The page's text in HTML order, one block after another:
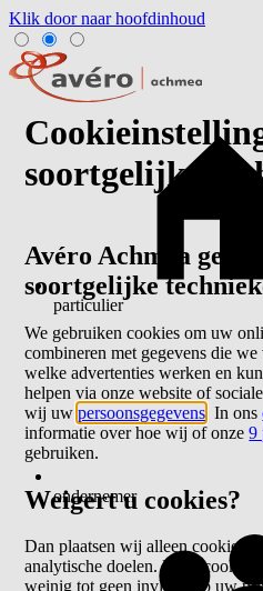
Klik door naar hoofdinhoud
particulier
ondernemer
soortgelijke
Avéro Achmea
soortgelijke
We gebruiken cookies om uw
combineren met gegevens die
welke advertenties werken en
helpen via onze website of
wij uwpersoonsgegevens . In ons
informatie over hoe wij of onze9
gebruiken.
Weigert u cookies?
Dan plaatsen wij alleen cookies
analytische doelen. Deze
weinig tot geen invloed op uw